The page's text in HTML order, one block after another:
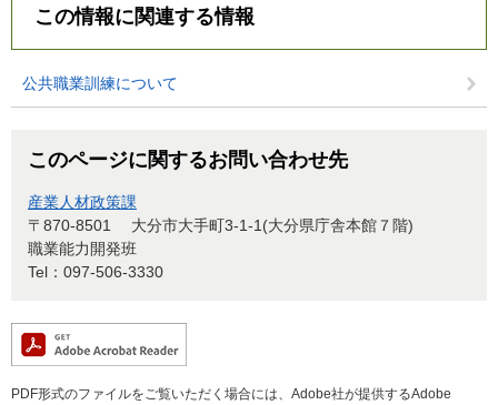
この情報に関連する情報
公共職業訓練について
このページに関するお問い合わせ先
産業人材政策課
〒870-8501
大分市大手町3-1-1(大分県庁舎本館７階)
職業能力開発班
Tel：097-506-3330
PDF形式のファイルをご覧いただく場合には、Adobe社が提供するAdobe